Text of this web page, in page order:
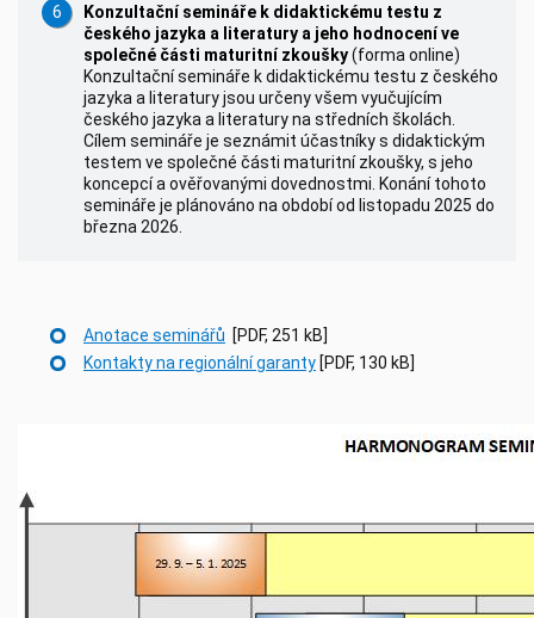
Konzultační semináře k didaktickému testu z
českého jazyka a literatury a jeho hodnocení ve
společné části maturitní zkoušky(forma online)
Konzultační semináře k didaktickému testu z českého
jazyka a literatury jsou určeny všem vyučujícím
českého jazyka a literatury na středních školách.
Cílem semináře je seznámit účastníky s didaktickým
testem ve společné části maturitní zkoušky, s jeho
koncepcí a ověřovanými dovednostmi. Konání tohoto
semináře je plánováno na období od listopadu 2025 do
března 2026.
Anotace seminářů [PDF, 251 kB]
Kontakty na regionální garanty [PDF, 130 kB]